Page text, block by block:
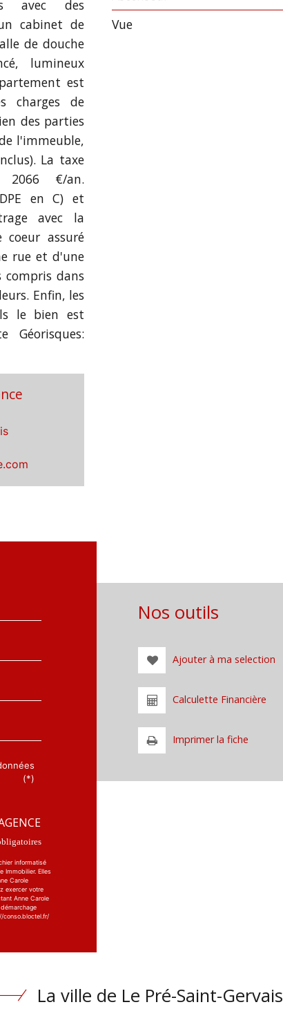
avec des
cabinet de
de douche
lumineux
est
charges de
des parties
l'immeuble,
La taxe
€/an.
en C) et
avec la
coeur assuré
rue et d'une
compris dans
Enfin, les
le bien est
Vue
(*)
informatisé
Immobilier. Elles
Carole
exercer votre
Anne Carole
conso.bloctel.fr/
Nos outils
Ajouter à ma selection
Calculette Financière
Imprimer la fiche
La ville de Le Pré-Saint-Gervais